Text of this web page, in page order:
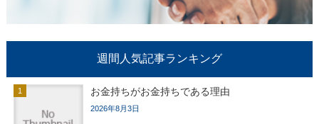
週間人気記事ランキング
お金持ちがお金持ちである理由
2026年8月3日